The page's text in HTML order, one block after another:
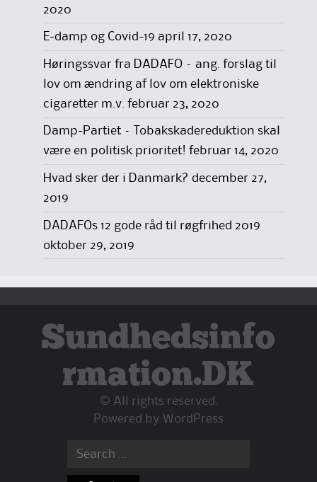
2020
E-damp og Covid-19 april 17, 2020
Høringssvar fra DADAFO – ang. forslag til
lov om ændring af lov om elektroniske
cigaretter m.v. februar 23, 2020
Damp-Partiet – Tobakskadereduktion skal
være en politisk prioritet! februar 14, 2020
Hvad sker der i Danmark? december 27,
2019
DADAFOs 12 gode råd til røgfrihed 2019
oktober 29, 2019
Sundhedsinfo
rmation.DK
© All rights reserved.
Powered by WordPress
Search